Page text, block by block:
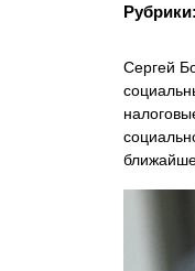
Рубрики:
Сергей